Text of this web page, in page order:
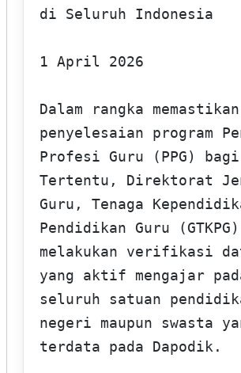
di Seluruh Indonesia
1 April 2026
Dalam rangka
penyelesaian program
Profesi Guru (PPG) bagi
Tertentu, Direktorat
Guru, Tenaga
Pendidikan Guru (GTKPG)
melakukan verifikasi
yang aktif mengajar
seluruh satuan
negeri maupun swasta
terdata pada Dapodik.